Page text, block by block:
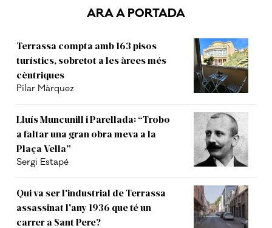
ARA A PORTADA
Terrassa compta amb 163 pisos
turístics, sobretot a les àrees més
cèntriques
Pilar Màrquez
Lluís Muncunill i Parellada: “Trobo
a faltar una gran obra meva a la
Plaça Vella”
Sergi Estapé
Qui va ser l'industrial de Terrassa
assassinat l'any 1936 que té un
carrer a Sant Pere?